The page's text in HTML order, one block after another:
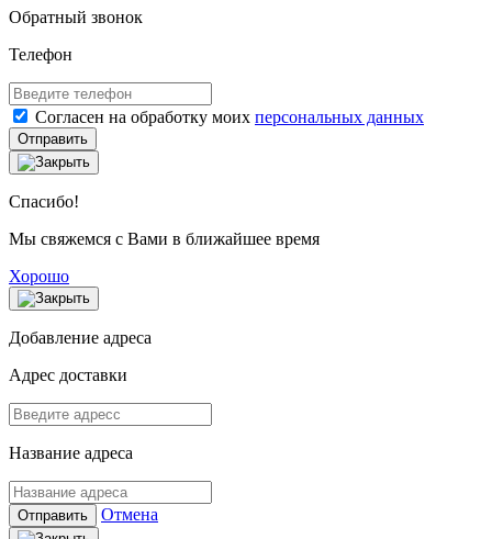
Обратный звонок
Телефон
Согласен на обработку моих персональных данных
Отправить
Спасибо!
Мы свяжемся с Вами в ближайшее время
Хорошо
Добавление адреса
Адрес доставки
Название адреса
Отправить Отмена